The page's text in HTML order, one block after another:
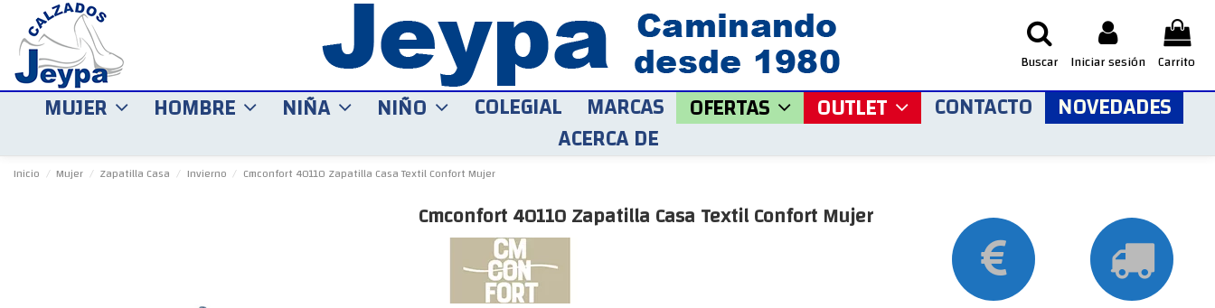
Buscar Iniciar sesión Carrito
MUJER HOMBRE NIÑA NIÑO COLEGIAL MARCAS OFERTAS OUTLET CONTACTO NOVEDADES
ACERCA DE
Inicio Mujer Zapatilla Casa Invierno Cmconfort 40110 Zapatilla Casa Textil Confort Mujer
Cmconfort 40110 Zapatilla Casa Textil Confort Mujer